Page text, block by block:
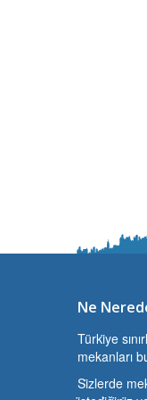
Ne
Türki̇ye
mekanları
Si̇zlerde